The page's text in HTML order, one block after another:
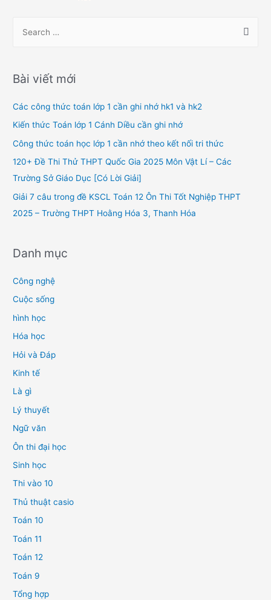
r
h
f
o
Bài viết mới
Các công thức toán lớp 1 cần ghi nhớ hk1 và hk2
Kiến thức Toán lớp 1 Cánh Diều cần ghi nhớ
Công thức toán học lớp 1 cần nhớ theo kết nối tri thức
120+ Đề Thi Thử THPT Quốc Gia 2025 Môn Vật Lí – Các
Trường Sở Giáo Dục [Có Lời Giải]
Giải 7 câu trong đề KSCL Toán 12 Ôn Thi Tốt Nghiệp THPT
2025 – Trường THPT Hoằng Hóa 3, Thanh Hóa
Danh mục
Công nghệ
Cuộc sống
hình học
Hóa học
Hỏi và Đáp
Kinh tế
Là gì
Lý thuyết
Ngữ văn
Ôn thi đại học
Sinh học
Thi vào 10
Thủ thuật casio
Toán 10
Toán 11
Toán 12
Toán 9
Tổng hợp